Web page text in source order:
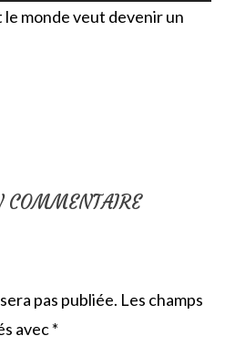
monde veut devenir un
COMMENTAIRE
pas publiée. Les champs
avec*